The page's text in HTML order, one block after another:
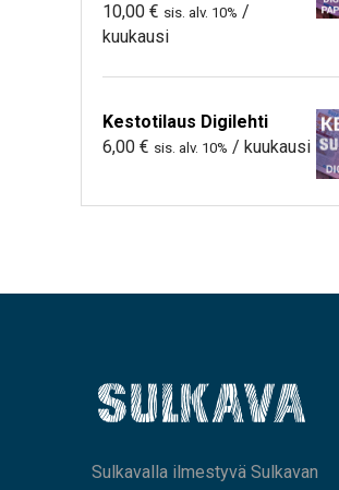
10,00 € sis. alv. 10% /
kuukausi
Kestotilaus Digilehti
6,00 € sis. alv. 10% / kuukausi
Sulkavalla ilmestyvä Sulkavan